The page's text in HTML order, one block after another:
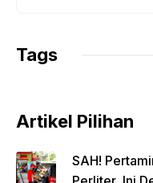
Tags
Artikel Pilihan
SAH!